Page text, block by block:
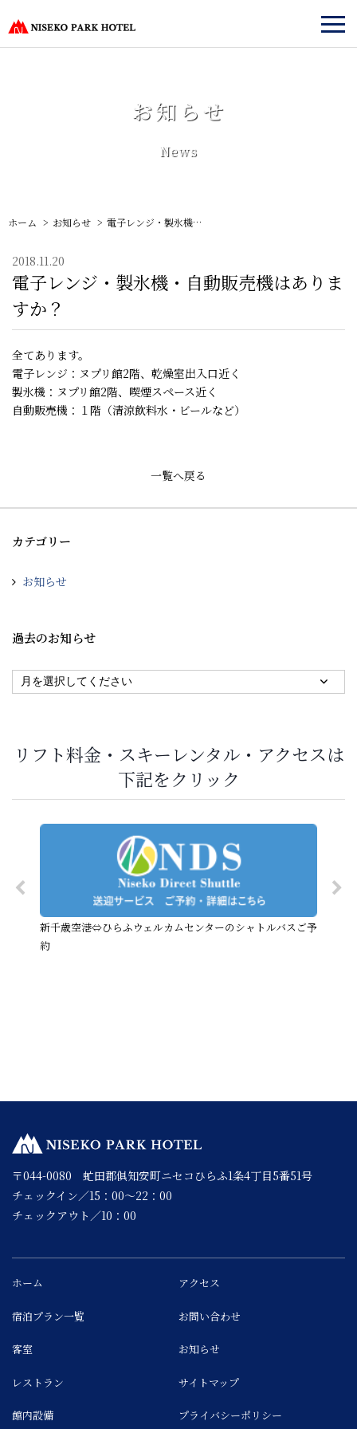
お知らせ
News
ホーム お知らせ 電子レンジ・製氷機・自動販売機はありますか？
2018.11.20
電子レンジ・製氷機・自動販売機はありま
すか？
全てあります。
電子レンジ：ヌプリ館2階、乾燥室出入口近く
製氷機：ヌプリ館2階、喫煙スペース近く
自動販売機：１階（清涼飲料水・ビールなど）
一覧へ戻る
カテゴリー
お知らせ
過去のお知らせ
リフト料金・スキーレンタル・アクセスは
下記をクリック
新千歳空港⇔ひらふウェルカムセンターのシャトルバスご予
約
〒044-0080 虻田郡俱知安町ニセコひらふ1条4丁目5番51号
チェックイン／15：00～22：00
チェックアウト／10：00
ホーム
宿泊プラン一覧
客室
レストラン
館内設備
アクセス
お問い合わせ
お知らせ
サイトマップ
プライバシーポリシー